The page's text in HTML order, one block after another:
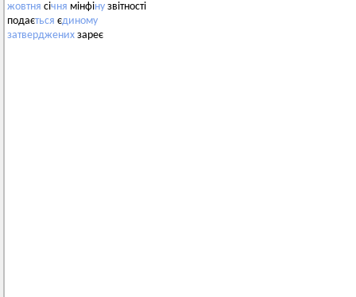
жовтня січня мінфіну звітності
подається єдиному
затверджених зареє